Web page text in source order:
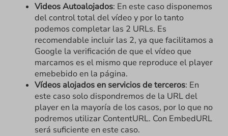
Videos Autoalojados: En este caso disponemos
del control total del vídeo y por lo tanto
podemos completar las 2 URLs. Es
recomendable incluir las 2, ya que facilitamos a
Google la verificación de que el vídeo que
marcamos es el mismo que reproduce el player
emebebido en la página.
Vídeos alojados en servicios de terceros: En
este caso solo dispondremos de la URL del
player en la mayoría de los casos, por lo que no
podremos utilizar ContentURL. Con EmbedURL
será suficiente en este caso.